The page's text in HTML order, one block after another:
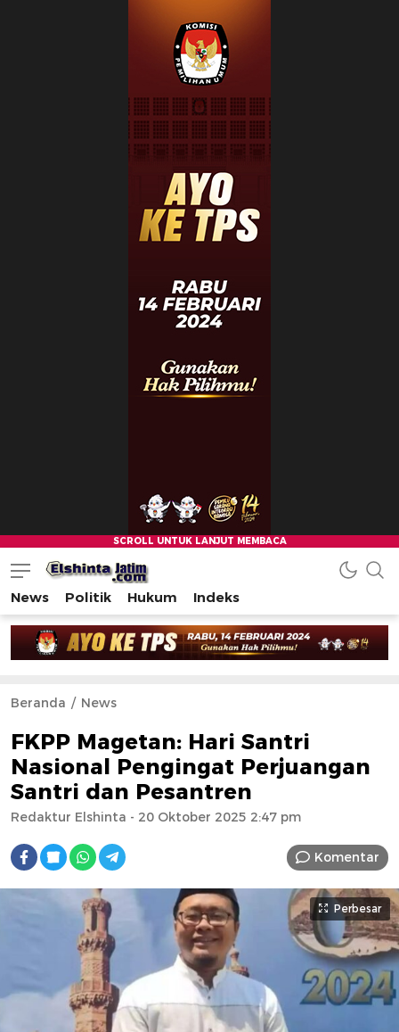
News Politik Hukum Indeks
Beranda News
FKPP Magetan: Hari Santri
Nasional Pengingat Perjuangan
Santri dan Pesantren
Redaktur Elshinta - 20 Oktober 2025 2:47 pm
Komentar
Perbesar